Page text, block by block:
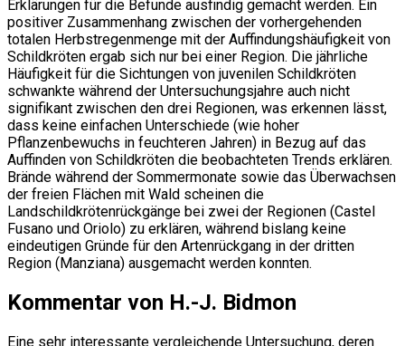
Erklärungen für die Befunde ausfindig gemacht werden. Ein
positiver Zusammenhang zwischen der vorhergehenden
totalen Herbstregenmenge mit der Auffindungshäufigkeit von
Schildkröten ergab sich nur bei einer Region. Die jährliche
Häufigkeit für die Sichtungen von juvenilen Schildkröten
schwankte während der Untersuchungsjahre auch nicht
signifikant zwischen den drei Regionen, was erkennen lässt,
dass keine einfachen Unterschiede (wie hoher
Pflanzenbewuchs in feuchteren Jahren) in Bezug auf das
Auffinden von Schildkröten die beobachteten Trends erklären.
Brände während der Sommermonate sowie das Überwachsen
der freien Flächen mit Wald scheinen die
Landschildkrötenrückgänge bei zwei der Regionen (Castel
Fusano und Oriolo) zu erklären, während bislang keine
eindeutigen Gründe für den Artenrückgang in der dritten
Region (Manziana) ausgemacht werden konnten.
Kommentar von H.-J. Bidmon
Eine sehr interessante vergleichende Untersuchung, deren